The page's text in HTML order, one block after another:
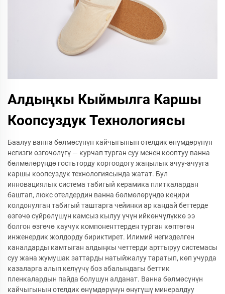
Алдыңкы Кыймылга Каршы
Коопсуздук Технологиясы
Баалуу ванна бөлмөсүнүн кайчыгынын отелдик өнүмдөрүнүн
негизги өзгөчөлүгү — курчап турган суу менен кооптуу ванна
бөлмөлөрүндө гостьторду коргоодогу жаңылык ачуу-ачууга
каршы коопсуздук технологиясында жатат. Бул
инновациялык система табигый керамика плиткалардан
баштап, люкс отелдердин ванна бөлмөлөрүндө кеңири
колдонулган табигый таштарга чейинки ар кандай беттерде
өзгөчө сүйрөлүшүн камсыз кылуу үчүн ийкөнчүлүккө ээ
болгон өзгөчө каучук компоненттерден турган көптөгөн
инженердик жолдорду бириктирет. Илимий негизделген
каналдарды камтыган алдыңкы четтерди арттыруу системасы
суу жана жумушак заттарды натыйжалуу таратып, көп учурда
казаларга алып келүүчү боз абалындагы беттик
пленкалардын пайда болушун алданат. Ванна бөлмөсүнүн
кайчыгынын отелдик өнүмдөрүнүн өнүгүшү минералдуу